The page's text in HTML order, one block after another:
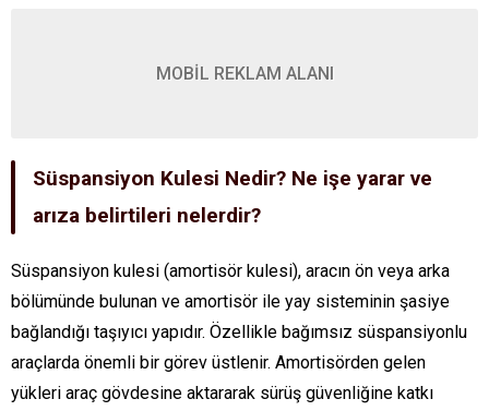
MOBİL REKLAM ALANI
Süspansiyon Kulesi Nedir? Ne işe yarar ve
arıza belirtileri nelerdir?
Süspansiyon kulesi (amortisör kulesi), aracın ön veya arka
bölümünde bulunan ve amortisör ile yay sisteminin şasiye
bağlandığı taşıyıcı yapıdır. Özellikle bağımsız süspansiyonlu
araçlarda önemli bir görev üstlenir. Amortisörden gelen
yükleri araç gövdesine aktararak sürüş güvenliğine katkı